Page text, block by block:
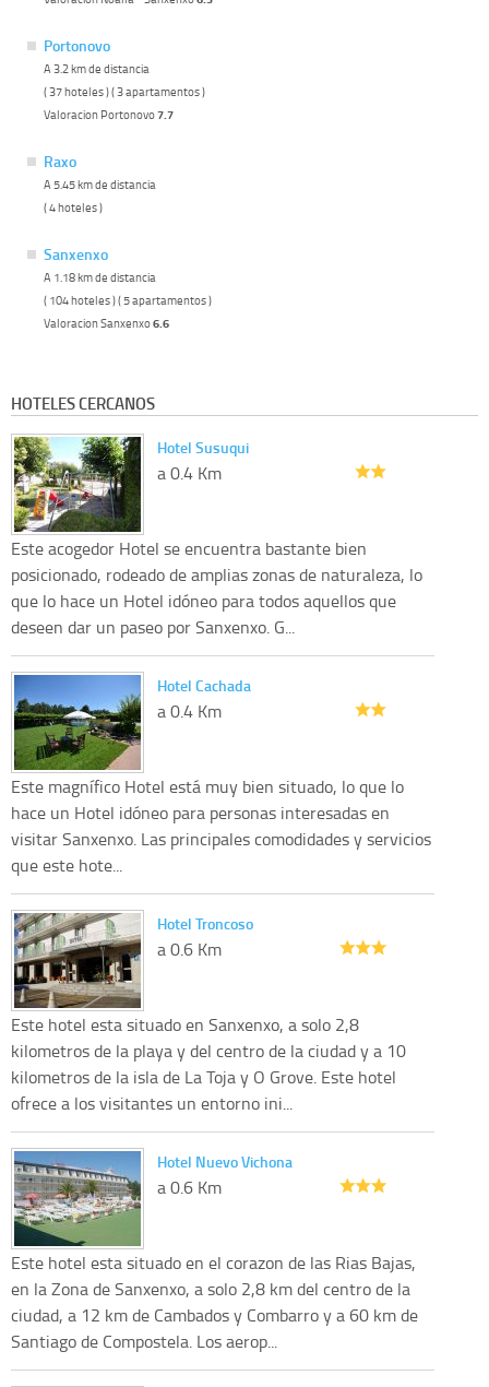
Portonovo
A 3.2 km de distancia
( 37 hoteles ) ( 3 apartamentos )
Valoracion Portonovo7.7
Raxo
A 5.45 km de distancia
( 4 hoteles )
Sanxenxo
A 1.18 km de distancia
( 104 hoteles ) ( 5 apartamentos )
Valoracion Sanxenxo6.6
HOTELES CERCANOS
Hotel Susuqui
a 0.4 Km
Este acogedor Hotel se encuentra bastante bien
posicionado, rodeado de amplias zonas de naturaleza, lo
que lo hace un Hotel idóneo para todos aquellos que
deseen dar un paseo por Sanxenxo. G...
Hotel Cachada
a 0.4 Km
Este magnífico Hotel está muy bien situado, lo que lo
hace un Hotel idóneo para personas interesadas en
visitar Sanxenxo. Las principales comodidades y servicios
que este hote...
Hotel Troncoso
a 0.6 Km
Este hotel esta situado en Sanxenxo, a solo 2,8
kilometros de la playa y del centro de la ciudad y a 10
kilometros de la isla de La Toja y O Grove. Este hotel
ofrece a los visitantes un entorno ini...
Hotel Nuevo Vichona
a 0.6 Km
Este hotel esta situado en el corazon de las Rias Bajas,
en la Zona de Sanxenxo, a solo 2,8 km del centro de la
ciudad, a 12 km de Cambados y Combarro y a 60 km de
Santiago de Compostela. Los aerop...